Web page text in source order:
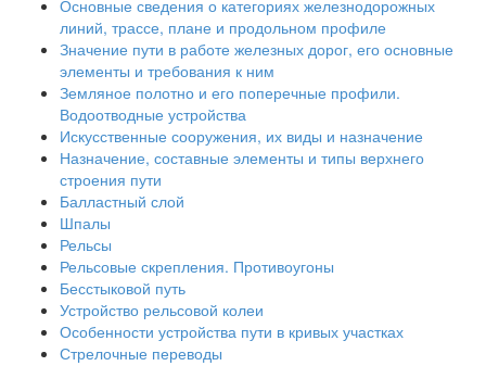
Основные сведения о категориях железнодорожных
линий, трассе, плане и продольном профиле
Значение пути в работе железных дорог, его основные
элементы и требования к ним
Земляное полотно и его поперечные профили.
Водоотводные устройства
Искусственные сооружения, их виды и назначение
Назначение, составные элементы и типы верхнего
строения пути
Балластный слой
Шпалы
Рельсы
Рельсовые скрепления. Противоугоны
Бесстыковой путь
Устройство рельсовой колеи
Особенности устройства пути в кривых участках
Стрелочные переводы